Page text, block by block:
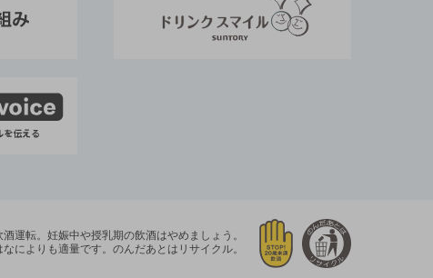
運転。 妊娠中や授乳期の飲酒はやめましょう。
なによりも適量です。 のんだあとはリサイクル。